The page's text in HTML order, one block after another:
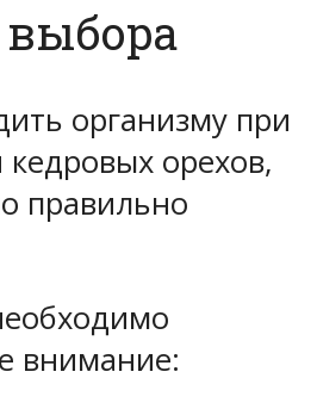
организму при
орехов,
правильно
внимание: